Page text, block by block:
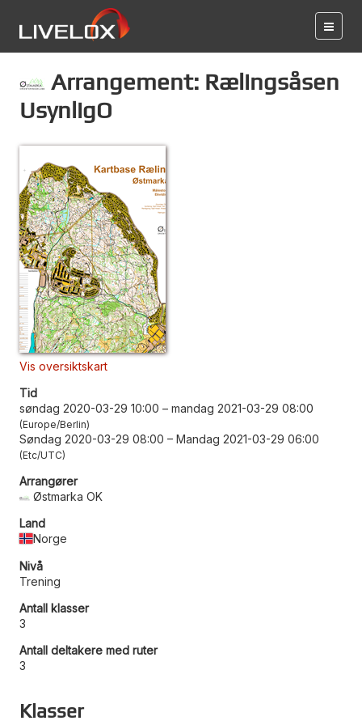
Arrangement: Rælingsåsen
UsynligO
Vis oversiktskart
Tid
søndag 2020-03-29 10:00 – mandag 2021-03-29 08:00
Europe/Berlin
Søndag 2020-03-29 08:00 – Mandag 2021-03-29 06:00
Etc/UTC
Arrangører
Østmarka OK
Land
Norge
Nivå
Trening
Antall klasser
3
Antall deltakere med ruter
3
Klasser